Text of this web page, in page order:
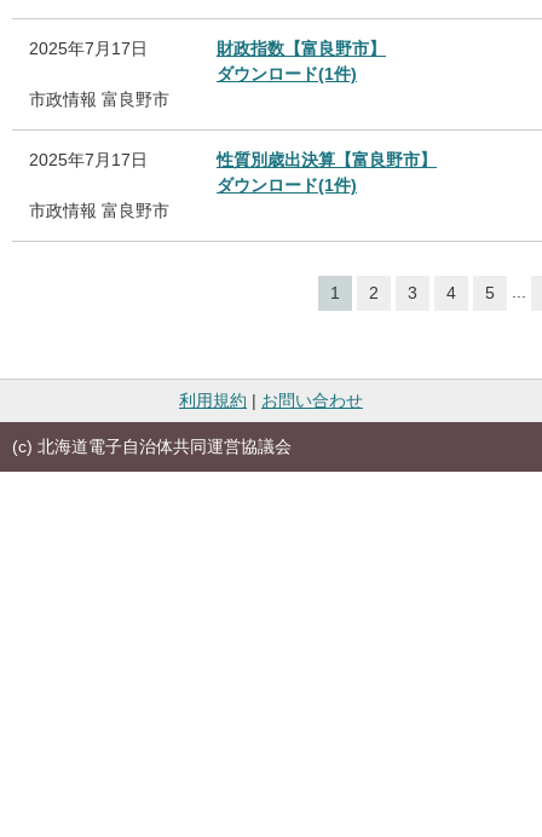
2025年7月17日
財政指数【富良野市】
ダウンロード(1件)
市政情報 富良野市
2025年7月17日
性質別歳出決算【富良野市】
ダウンロード(1件)
市政情報 富良野市
1 2 3 4 5 ...
利用規約 | お問い合わせ
(c) 北海道電子自治体共同運営協議会